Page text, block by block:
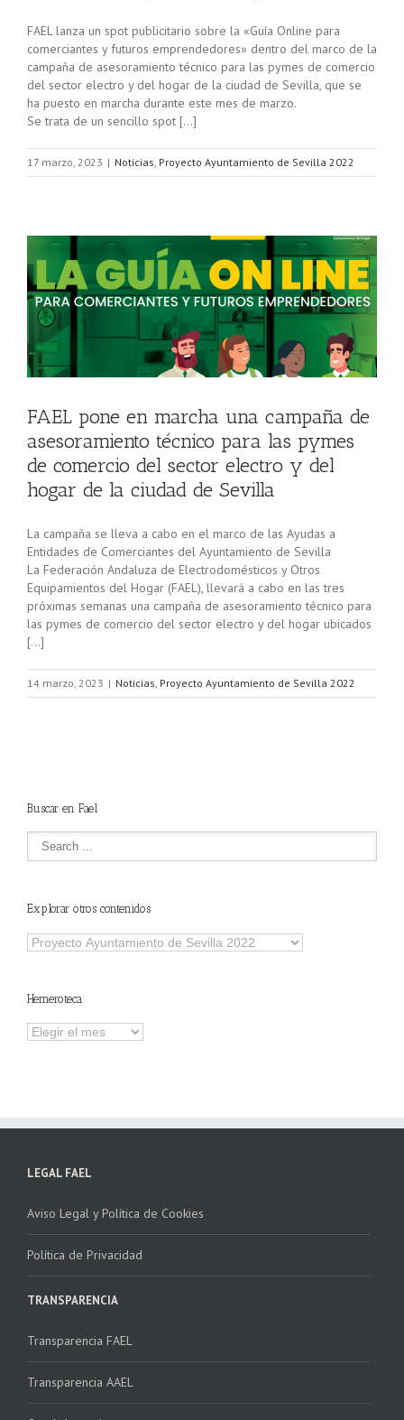
FAEL lanza un spot publicitario sobre la «Guía Online para
comerciantes y futuros emprendedores» dentro del marco de la
campaña de asesoramiento técnico para las pymes de comercio
del sector electro y del hogar de la ciudad de Sevilla, que se
ha puesto en marcha durante este mes de marzo.
Se trata de un sencillo spot […]
17 marzo, 2023 | Noticias Proyecto Ayuntamiento de Sevilla 2022
FAEL pone en marcha una campaña de
asesoramiento técnico para las pymes
de comercio del sector electro y del
hogar de la ciudad de Sevilla
La campaña se lleva a cabo en el marco de las Ayudas a
Entidades de Comerciantes del Ayuntamiento de Sevilla
La Federación Andaluza de Electrodomésticos y Otros
Equipamientos del Hogar (FAEL), llevará a cabo en las tres
próximas semanas una campaña de asesoramiento técnico para
las pymes de comercio del sector electro y del hogar ubicados
[…]
14 marzo, 2023 | Noticias, Proyecto Ayuntamiento de Sevilla 2022
Buscar en Fael
Explorar otros contenidos
Explorar
Hemeroteca
Hemeroteca
LEGAL FAEL
Aviso Legal y Política de Cookies
Política de Privacidad
TRANSPARENCIA
Transparencia FAEL
Transparencia AAEL